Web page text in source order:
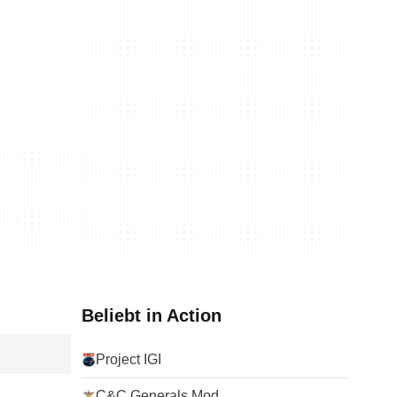
Beliebt in Action
Project IGI